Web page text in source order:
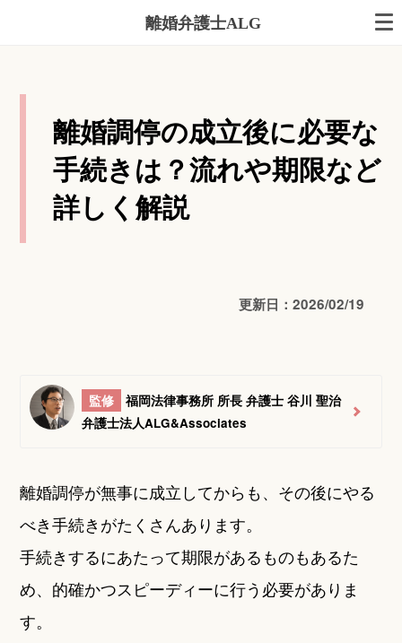
離婚弁護士ALG
離婚調停の成立後に必要な
手続きは？流れや期限など
詳しく解説
更新日：2026/02/19
監修
福岡法律事務所 所長 弁護士 谷川 聖治
弁護士法人ALG&Associates
離婚調停が無事に成立してからも、その後にやる
べき手続きがたくさんあります。
手続きするにあたって期限があるものもあるた
め、的確かつスピーディーに行う必要がありま
す。